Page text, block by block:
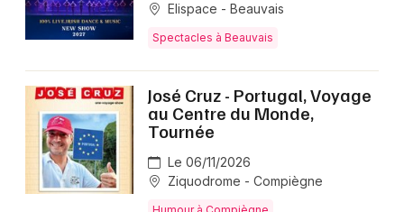
Elispace - Beauvais
Spectacles à Beauvais
José Cruz - Portugal, Voyage
au Centre du Monde,
Tournée
Le 06/11/2026
Ziquodrome - Compiègne